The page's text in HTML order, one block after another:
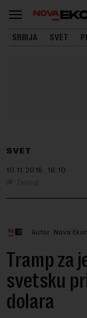
SRBIJA SVET
SVET
10.11.2016. 16:10
Tanjug
Autor: Nova
Tramp za
svetsku
dolara